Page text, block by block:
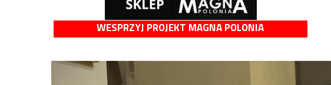
WESPRZYJ PROJEKT MAGNA POLONIA